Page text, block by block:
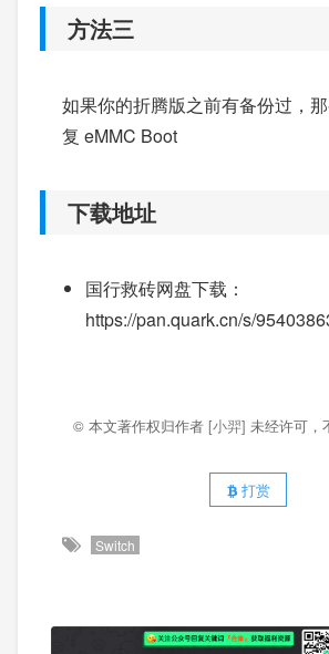
方法三
如果你的折腾版之前有备份过，
复 eMMC Boot
下载地址
国行救砖网盘下载：
https://pan.quark.cn/s/
© 本文著作权归作者 [小羿] 未经许可，
打赏
Switch